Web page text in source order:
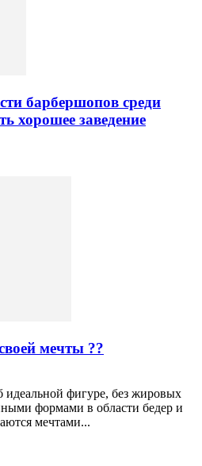
барбершопов среди
хорошее заведение
мечты ??
идеальной фигуре, без жировых
формами в области бедер и
мечтами...